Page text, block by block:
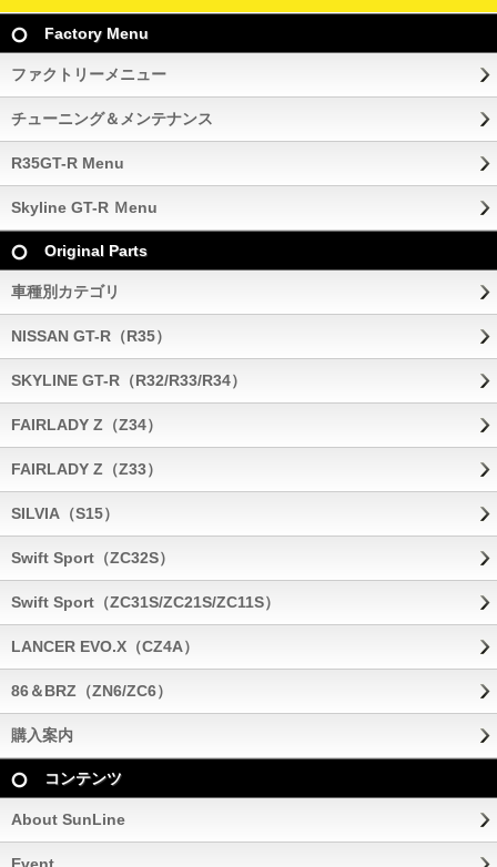
Factory Menu
ファクトリーメニュー
チューニング＆メンテナンス
R35GT-R Menu
Skyline GT-R Ｍenu
Original Parts
車種別カテゴリ
NISSAN GT-R（R35）
SKYLINE GT-R（R32/R33/R34）
FAIRLADY Z（Z34）
FAIRLADY Z（Z33）
SILVIA（S15）
Swift Sport（ZC32S）
Swift Sport（ZC31S/ZC21S/ZC11S）
LANCER EVO.X（CZ4A）
86＆BRZ（ZN6/ZC6）
購入案内
コンテンツ
About SunLine